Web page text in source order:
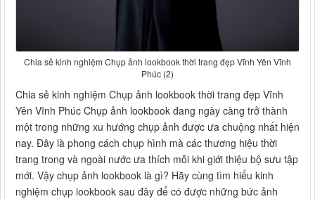
Chia sẻ kinh nghiệm Chụp ảnh lookbook thời trang đẹp Vĩnh Yên Vĩnh
Phúc (2)
Chia sẻ kinh nghiệm Chụp ảnh lookbook thời trang đẹp Vĩnh
Yên Vĩnh Phúc Chụp ảnh lookbook đang ngày càng trở thành
một trong những xu hướng chụp ảnh được ưa chuộng nhất hiện
nay. Đây là phong cách chụp hình mà các thương hiệu thời
trang trong và ngoài nước ưa thích mỗi khi giới thiệu bộ sưu tập
mới. Vậy chụp ảnh lookbook là gì? Hãy cùng tìm hiểu kinh
nghiệm chụp lookbook sau đây để có được những bức ảnh